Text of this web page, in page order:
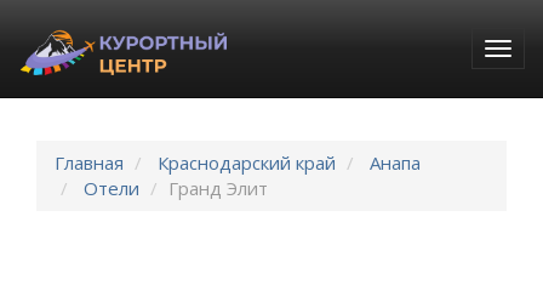
Главная Краснодарский край
Анапа
Отели
Гранд Элит